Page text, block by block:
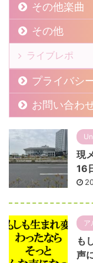
その他楽曲
その他
ライブレポ
プライバシ
お問い合わ
現
16
ア
も
声